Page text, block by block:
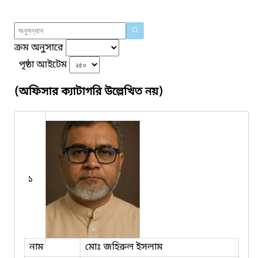
ক্রম অনুসারে
পৃষ্ঠা আইটেম
(অফিসার ক্যাটাগরি উল্লেখিত নয়)
১
নাম
মোঃ জহিরুল ইসলাম